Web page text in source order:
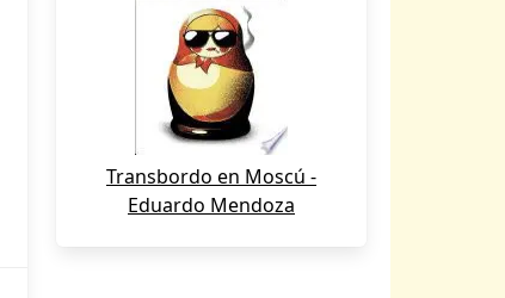
Transbordo en Moscú -
Eduardo Mendoza